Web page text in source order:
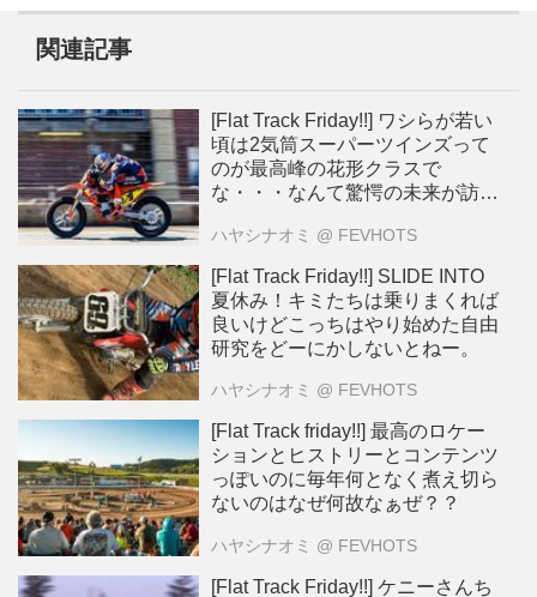
関連記事
[Flat Track Friday!!] ワシらが若い
頃は2気筒スーパーツインズって
のが最高峰の花形クラスで
な・・・なんて驚愕の未来が訪れ
ハヤシナオミ @ FEVHOTS
[Flat Track Friday!!] SLIDE INTO
夏休み！キミたちは乗りまくれば
良いけどこっちはやり始めた自由
研究をどーにかしないとねー。
ハヤシナオミ @ FEVHOTS
[Flat Track friday!!] 最高のロケー
ションとヒストリーとコンテンツ
っぽいのに毎年何となく煮え切ら
ないのはなぜ何故なぁぜ？？
ハヤシナオミ @ FEVHOTS
[Flat Track Friday!!] ケニーさんち